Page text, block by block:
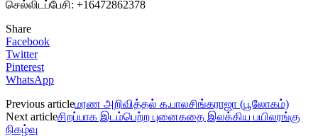
செல்லிடப்பேசி: +16472862378
Share
Facebook
Twitter
Pinterest
WhatsApp
Previous articleமரண அறிவித்தல் க.பாலசிங்கராஜா (பூலோகம்)
Next articleசிறப்பாக இடம்பெற்ற புனைகதை இலக்கிய பயிலரங்கு
நிகழ்வு